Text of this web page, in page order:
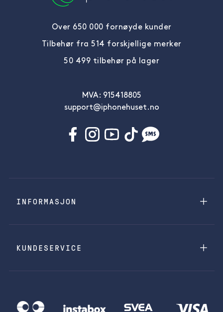
Over 650 000 fornøyde kunder
Tilbehør fra 514 forskjellige merker
50 499 tilbehør på lager
MVA: 915418805
support@iphonehuset.no
INFORMASJON
KUNDESERVICE